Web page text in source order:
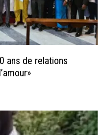
ans de relations